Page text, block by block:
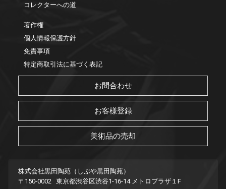
コレクターへの道
著作権
個人情報保護方針
免責事項
特定商取引法に基づく表記
お問合わせ
お客様登録
美術品の売却
株式会社黒田陶苑（しぶや黒田陶苑）
〒150-0002 東京都渋谷区渋谷1-16-14 メトロプラザ１F